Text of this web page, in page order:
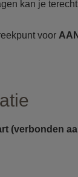
kan je
voor
(verbonden